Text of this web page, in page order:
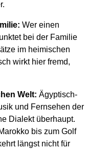
Wer einen
bei der Familie
im heimischen
wirkt hier fremd,
Welt: Ägyptisch-
und Fernsehen der
Dialekt überhaupt.
bis zum Golf
längst nicht für